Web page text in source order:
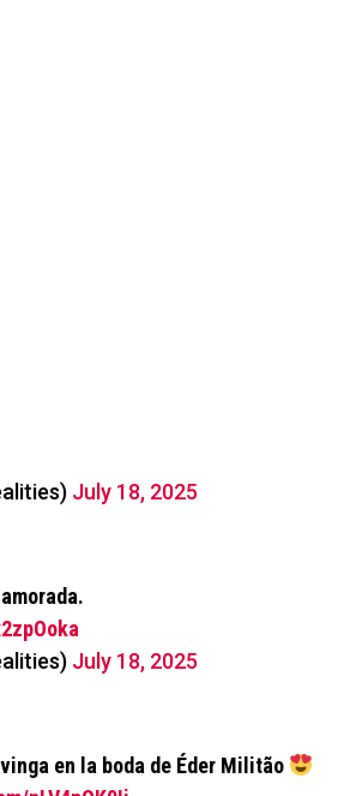
July 18, 2025
July 18, 2025
en la boda de Éder Militão